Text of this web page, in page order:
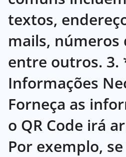
textos,
mails, números
entre outros. 3.
Informações
Forneça as
o QR Code irá
Por exemplo,